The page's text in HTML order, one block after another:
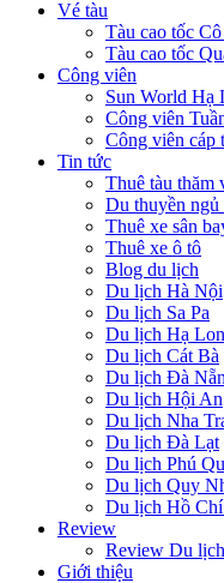
Vé tàu
Tàu cao tốc
Tàu cao tốc
Công viên
Sun World Hạ
Công viên
Công viên cáp
Tin tức
Thuê tàu thăm
Du thuyền ngủ
Thuê xe sân
Thuê xe ô tô
Blog du lịch
Du lịch Hà Nội
Du lịch Sa Pa
Du lịch Hạ
Du lịch Cát Bà
Du lịch Đà
Du lịch Hội An
Du lịch Nha
Du lịch Đà Lạt
Du lịch Phú
Du lịch Quy
Du lịch Hồ
Review
Review Du
Giới thiệu